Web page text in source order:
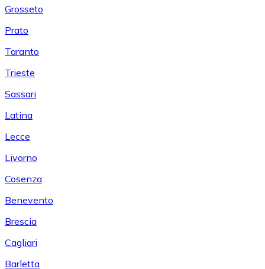
Grosseto
Prato
Taranto
Trieste
Sassari
Latina
Lecce
Livorno
Cosenza
Benevento
Brescia
Cagliari
Barletta